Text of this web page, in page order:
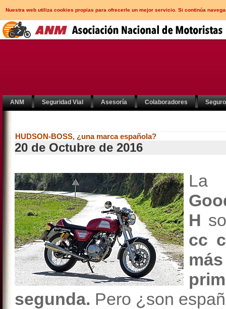
Nuestra web utiliza cookies propias para ofrecerle un mejor servicio. Si continúa
ANM Seguridad Vial Asesoría Colaboradores
HUDSON-BOSS, ¿una marca española?
20 de Octubre de 2016
H
cc
segunda. Pero ¿son